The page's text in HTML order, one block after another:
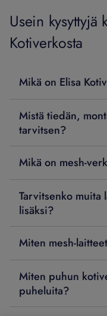
Usein kysyttyjä
Kotiverkosta
Mikä on Elisa
Mistä tiedän,
tarvitsen?
Mikä on mesh-
Tarvitsenko muita
lisäksi?
Miten mesh-
Miten puhun
puheluita?